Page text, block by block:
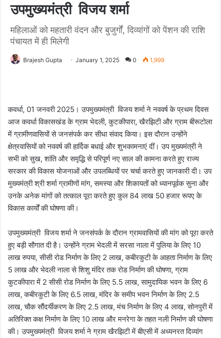
उपमुख्यमंत्री विजय शर्मा
महिलाओं को महतारी वंदन और बुजुर्गों, दिव्यांगों को पेंशन की राशि
पंचायत में ही मिलेगी
Brajesh Gupta January 1, 2025 0 1,999
कवर्धा, 01 जनवरी 2025। उपमुख्यमंत्री विजय शर्मा ने नववर्ष के प्रथम दिवस
आज कवर्धा विकासखंड के ग्राम भेदली, कुटकीपारा, खैरझिटी और ग्राम बीरूटोला
में ग्रामीणवासियों से जनसंपर्क कर सीधा संवाद किया। इस दौरान उन्होंने
क्षेत्रवासियों को नववर्ष की हार्दिक बधाई और शुभकामनाएं दीं। उप मुख्यमंत्री ने
सभी को सुख, शांति और समृद्धि से परिपूर्ण नए साल की कामना करते हुए राज्य
सरकार की विकास योजनाओं और उपलब्धियों पर चर्चा करते हुए जानकारी दी। उप
मुख्यमंत्री श्री शर्मा ग्रामीणों मांग, समस्या और शिकायतों को ध्यानपूर्वक सुना और
उनके अनेक मांगों को तत्काल पूरा करते हुए कुल 84 लाख 50 हजार रूपए के
विकास कार्यों की घोषणा की।
उपमुख्यमंत्री विजय शर्मा ने जनसंपर्क के दौरान ग्रामवासियों की मांग को पूरा करते
हुए बड़ी सौगात दी है। उन्होंने ग्राम भेदली में सरसा नाला में पुलिया के लिए 10
लाख रुपया, सीसी रोड निर्माण के लिए 2 लाख, कबीरकुटी के आहता निर्माण के लिए
5 लाख और भेदली नाला से शिशु मंदिर तक रोड निर्माण की घोषणा, ग्राम
कुटकीपारा में 2 सीसी रोड निर्माण के लिए 5.5 लाख, सामुदायिक भवन के लिए 6
लाख, कबीरकुटी के लिए 6.5 लाख, मंदिर के समीप भवन निर्माण के लिए 2.5
लाख, चौक सौंदर्यीकरण के लिए 2.5 लाख, मंच निर्माण के लिए 4 लाख, सोनपुरी में
अतिरिक्त कक्ष निर्माण के लिए 10 लाख और मनरेगा के तहत नली निर्माण की घोषणा
की। उपमुख्यमंत्री विजय शर्मा ने ग्राम खैरझिटी में बीएसी में अध्यनरत दिव्यांग